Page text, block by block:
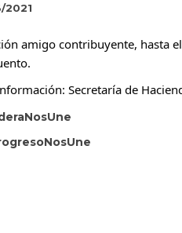
2021
amigo contribuyente, hasta
Secretaría de